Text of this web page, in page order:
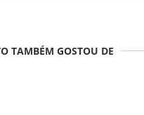
TAMBÉM GOSTOU DE